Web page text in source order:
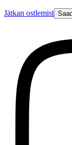
leave
Jätkan ostlemist